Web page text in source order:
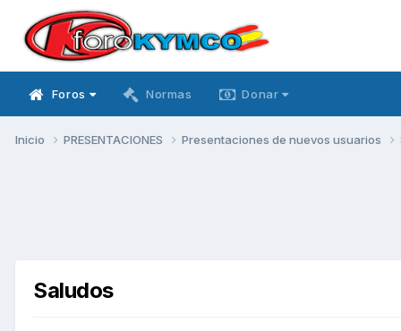
Foros Normas Donar
Inicio PRESENTACIONES Presentaciones de nuevos usuarios
Saludos